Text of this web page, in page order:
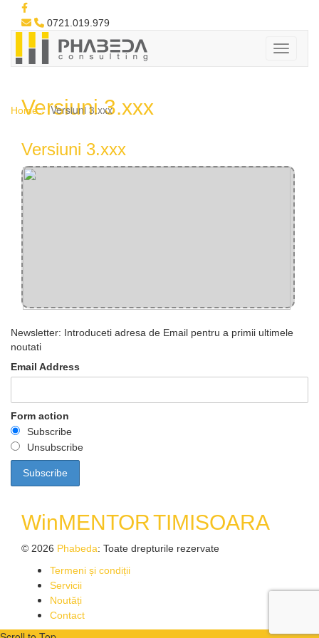
0721.019.979
Versiuni 3.xxx
Home Versiuni 3.xxx
Versiuni 3.xxx
Newsletter: Introduceti adresa de Email pentru a primii ultimele
noutati
Email Address
Form action
Subscribe
Unsubscribe
WinMENTORTIMISOARA
© 2026 Phabeda: Toate drepturile rezervate
Termeni și condiții
Servicii
Noutăți
Contact